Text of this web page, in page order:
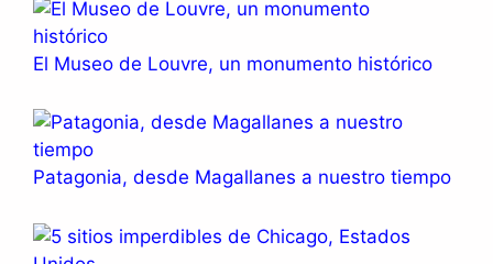
El Museo de Louvre, un monumento histórico
Patagonia, desde Magallanes a nuestro tiempo